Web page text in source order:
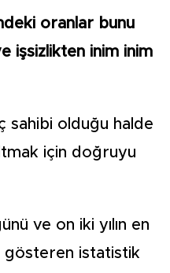
oranlar bunu
işsizlikten inim inim
sahibi olduğu halde
için doğruyu
ve on iki yılın en
gösteren istatistik